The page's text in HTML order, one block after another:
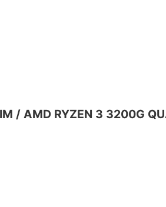
/ AMD RYZEN 3 3200G